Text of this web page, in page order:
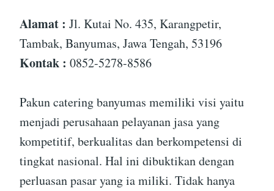
Alamat : Jl. Kutai No. 435, Karangpetir,
Tambak, Banyumas, Jawa Tengah, 53196
Kontak : 0852-5278-8586
Pakun catering banyumas memiliki visi yaitu
menjadi perusahaan pelayanan jasa yang
kompetitif, berkualitas dan berkompetensi di
tingkat nasional. Hal ini dibuktikan dengan
perluasan pasar yang ia miliki. Tidak hanya